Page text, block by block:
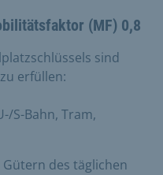
(MF) 0,8
sind
erfüllen:
S-Bahn, Tram,
des täglichen